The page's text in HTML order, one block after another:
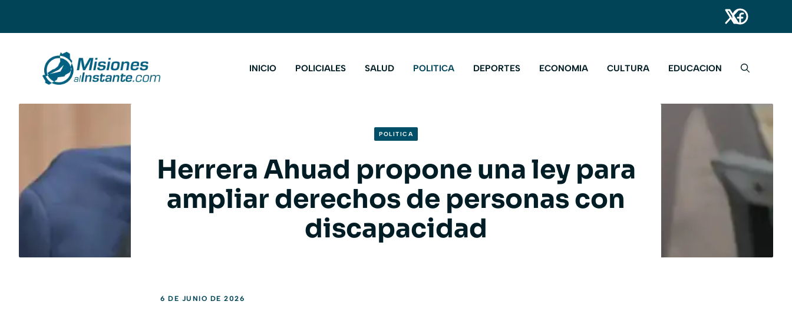
INICIO POLICIALES SALUD POLITICA DEPORTES ECONOMIA CULTURA EDUCACION
POLITICA
Herrera Ahuad propone una ley para
ampliar derechos de personas con
discapacidad
6 DE JUNIO DE 2026